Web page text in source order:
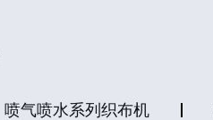
喷气喷水系列织布机